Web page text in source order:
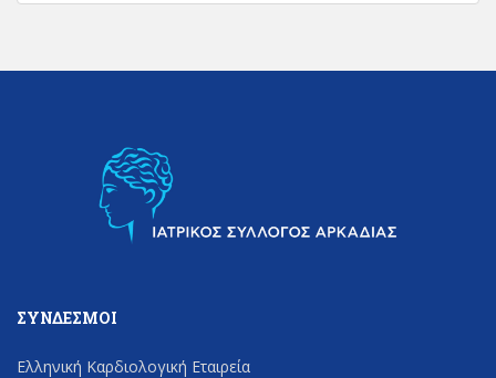
ΣΎΝΔΕΣΜΟΙ
Ελληνική Καρδιολογική Εταιρεία